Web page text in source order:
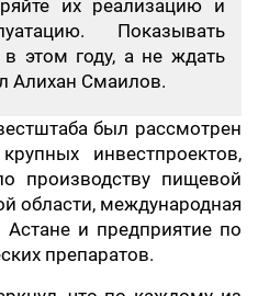
их реализацию и
Показывать
этом году, а не ждать
Алихан Смаилов.
был рассмотрен
инвестпроектов,
производству пищевой
области, международная
и предприятие по
препаратов.